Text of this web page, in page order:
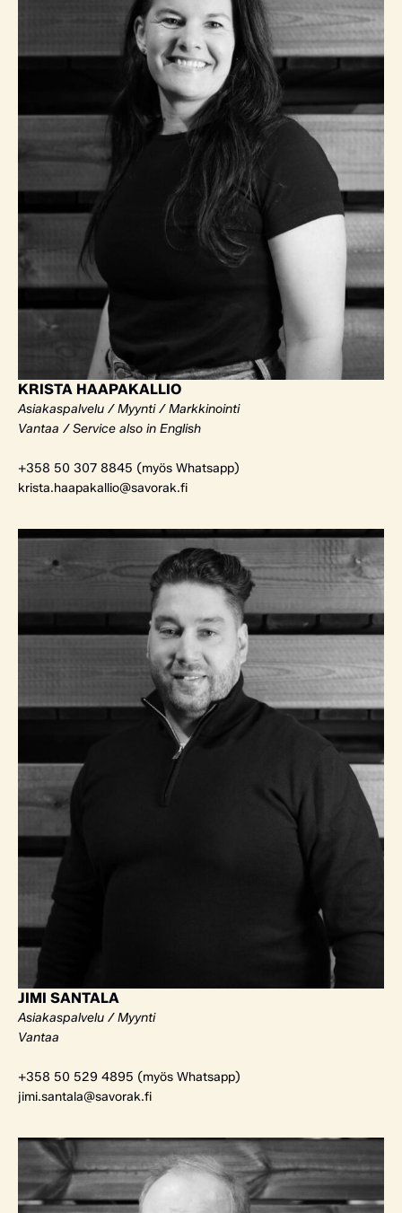
KRISTA HAAPAKALLIO
Asiakaspalvelu / Myynti / Markkinointi
Vantaa / Service also in English
+358 50 307 8845 (myös Whatsapp)
krista.haapakallio@savorak.fi
JIMI SANTALA
Asiakaspalvelu / Myynti
Vantaa
+358 50 529 4895 (myös Whatsapp)
jimi.santala@savorak.fi